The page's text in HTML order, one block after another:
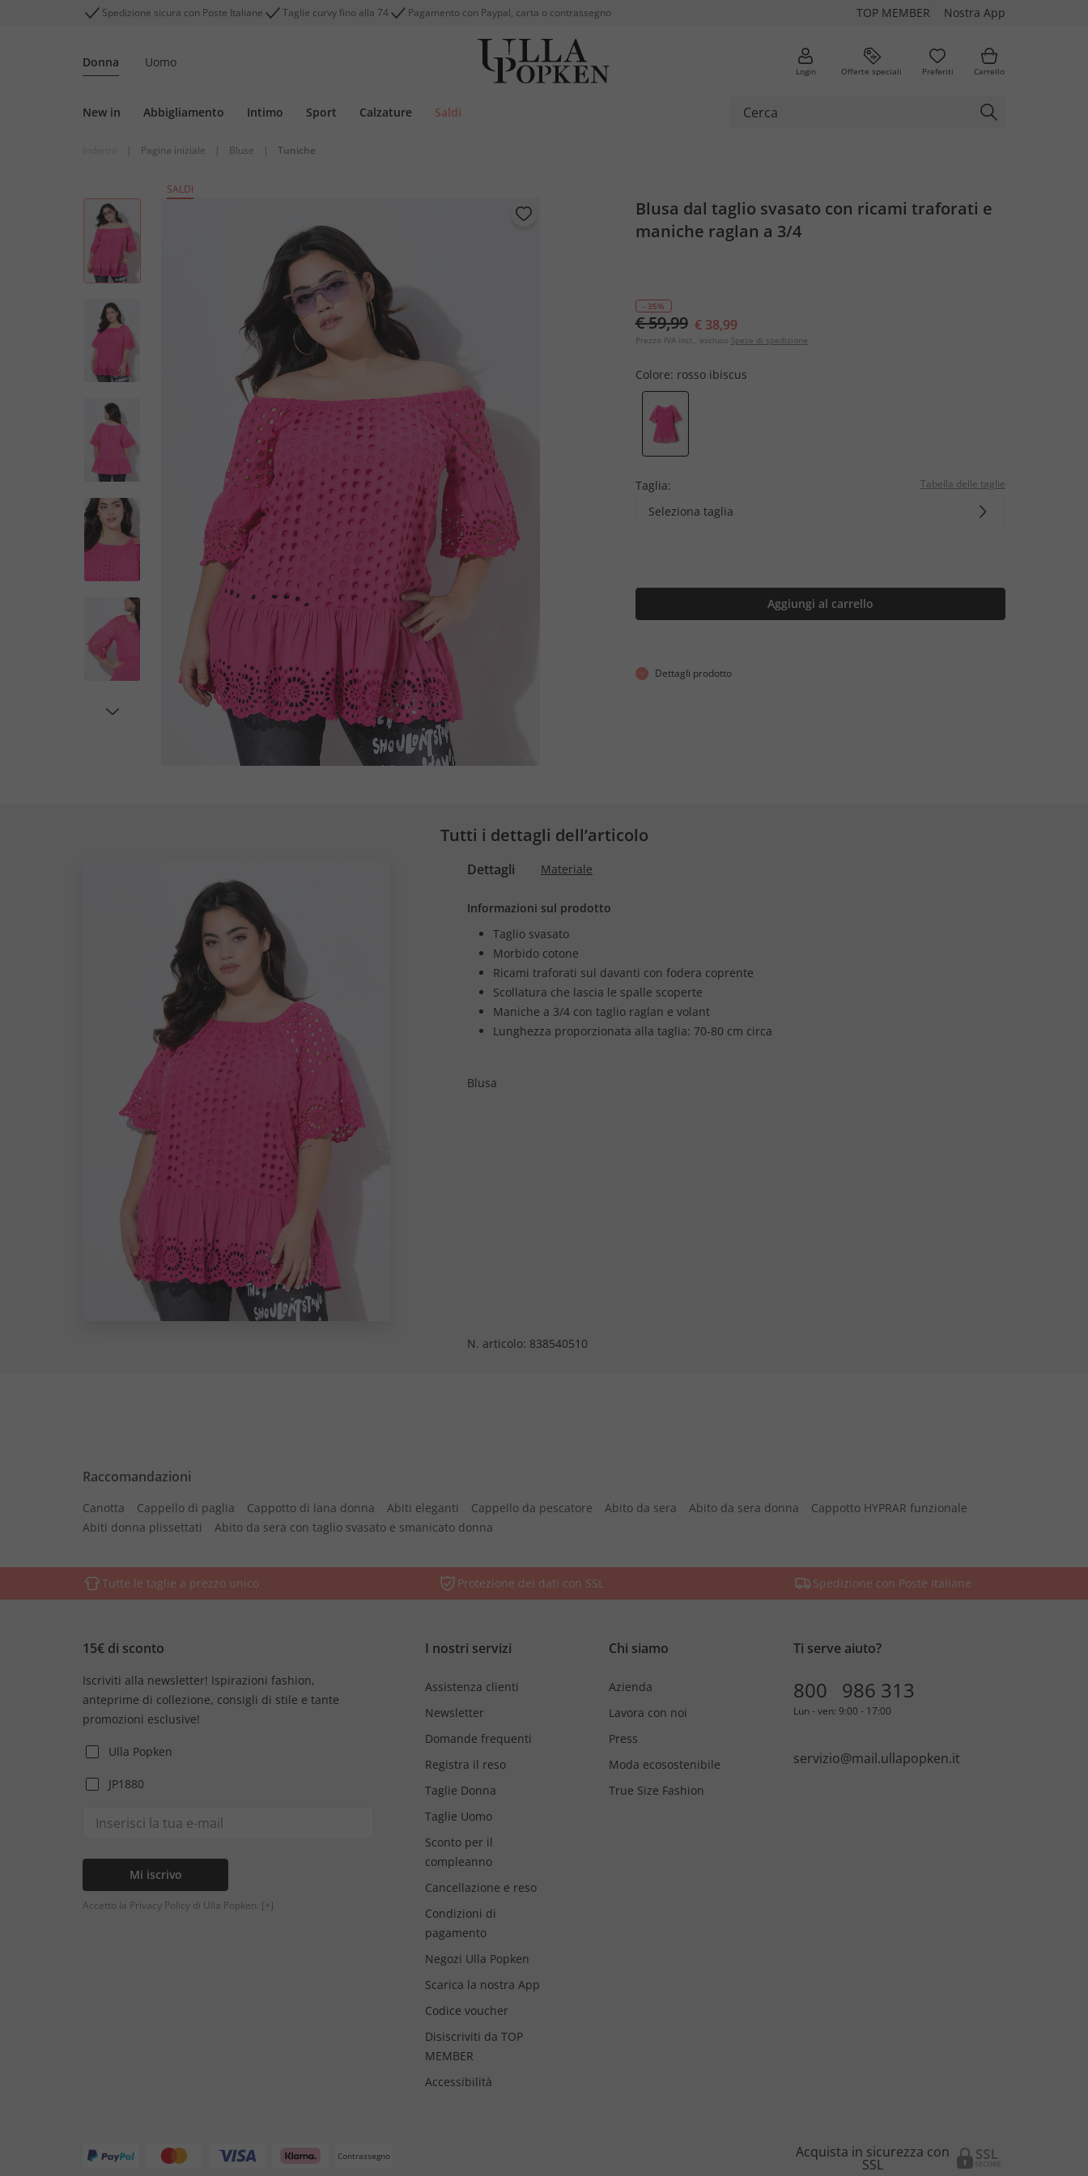
Spedizione sicura con Poste Italiane Taglie curvy fino alla 74 Pagamento con Paypal, carta o contrassegno TOP MEMBER Nostra App
Donna Uomo
Login Offerte speciali Preferiti Carrello
New in Abbigliamento Intimo Sport Calzature Saldi
| Pagina iniziale | Bluse | Tuniche
SALDI
Blusa dal taglio svasato con ricami traforati e
maniche raglan a 3/4
- 35%
€ 59,99 € 38,99
Prezzo IVA incl., escluso Spese di spedizione
Colore: rosso ibiscus
Taglia: Tabella delle taglie
Seleziona taglia
Aggiungi al carrello
Dettagli prodotto
Tutti i dettagli dell’articolo
Dettagli Materiale
Informazioni sul prodotto
Taglio svasato
Morbido cotone
Ricami traforati sul davanti con fodera coprente
Scollatura che lascia le spalle scoperte
Maniche a 3/4 con taglio raglan e volant
Lunghezza proporzionata alla taglia: 70-80 cm circa
Blusa
N. articolo: 838540510
Raccomandazioni
Canotta Cappello di paglia Cappotto di lana donna Abiti eleganti Cappello da pescatore Abito da sera Abito da sera donna
Cappotto HYPRAR funzionale
Abiti donna plissettati
Abito da sera con taglio svasato e smanicato donna
Tutte le taglie a prezzo unico Protezione dei dati con SSL Spedizione con Poste Italiane
15€ di sconto
Iscriviti alla newsletter! Ispirazioni fashion,
anteprime di collezione, consigli di stile e tante
promozioni esclusive!
Ulla Popken
JP1880
Mi iscrivo
Accetto la Privacy Policy di Ulla Popken. [+]
I nostri servizi
Assistenza clienti
Newsletter
Domande frequenti
Registra il reso
Taglie Donna
Taglie Uomo
Sconto per il
compleanno
Cancellazione e reso
Condizioni di
pagamento
Negozi Ulla Popken
Scarica la nostra App
Codice voucher
Disiscriviti da TOP
MEMBER
Accessibilità
Chi siamo
Azienda
Lavora con noi
Press
Moda ecosostenibile
True Size Fashion
Ti serve aiuto?
800 986 313
Lun - ven: 9:00 - 17:00
servizio@mail.ullapopken.it
Contrassegno Acquista in sicurezza con
SSL